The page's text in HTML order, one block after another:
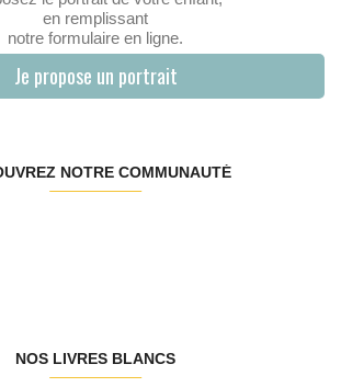
en remplissant
notre formulaire en ligne.
Je propose un portrait
NOTRE COMMUNAUTÉ
NOS LIVRES BLANCS